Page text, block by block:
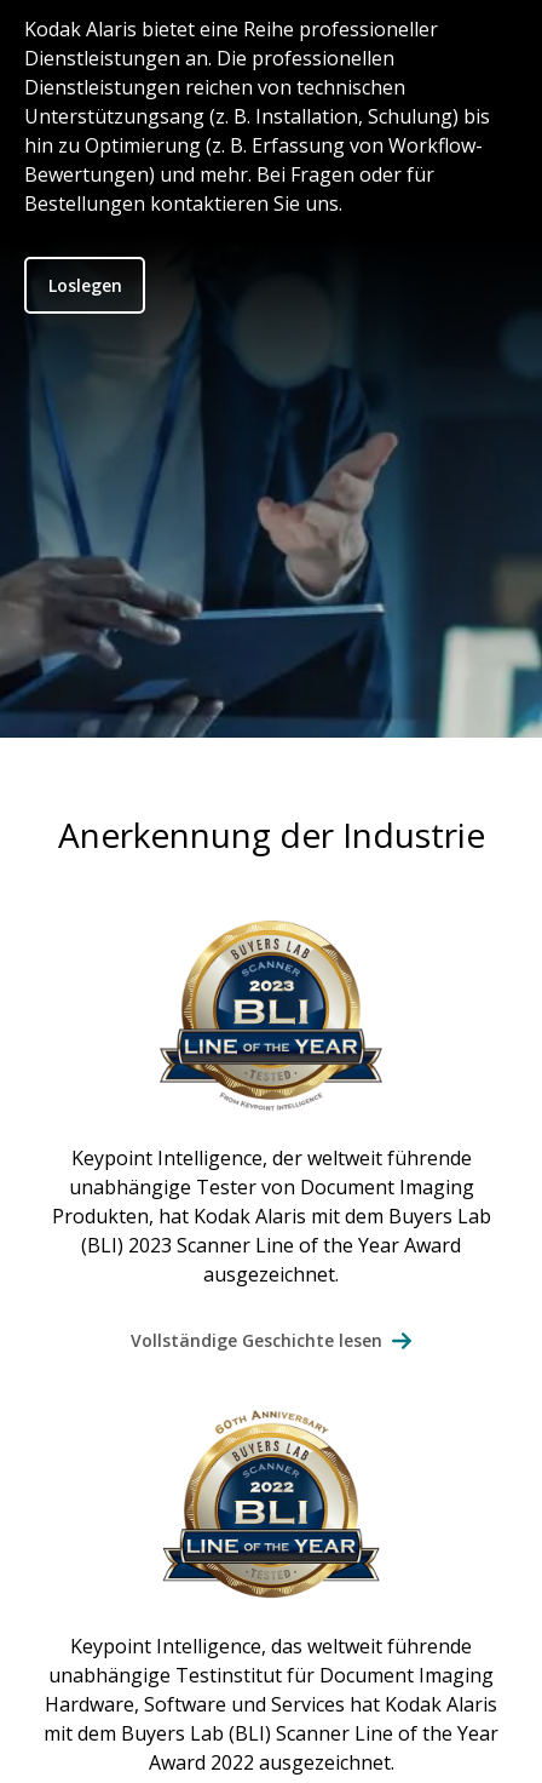
Kodak Alaris bietet eine Reihe professioneller
Dienstleistungen an. Die professionellen
Dienstleistungen reichen von technischen
Unterstützungsang (z. B. Installation, Schulung) bis
hin zu Optimierung (z. B. Erfassung von Workflow-
Bewertungen) und mehr. Bei Fragen oder für
Bestellungen kontaktieren Sie uns.
Loslegen
Anerkennung der Industrie
Keypoint Intelligence, der weltweit führende
unabhängige Tester von Document Imaging
Produkten, hat Kodak Alaris mit dem Buyers Lab
(BLI) 2023 Scanner Line of the Year Award
ausgezeichnet.
Vollständige Geschichte lesen
Keypoint Intelligence, das weltweit führende
unabhängige Testinstitut für Document Imaging
Hardware, Software und Services hat Kodak Alaris
mit dem Buyers Lab (BLI) Scanner Line of the Year
Award 2022 ausgezeichnet.